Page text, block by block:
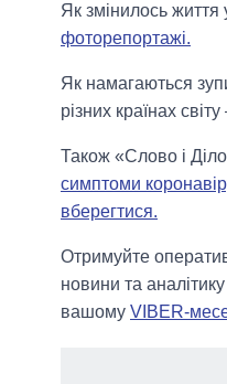
Як змінилось
фоторепортажі.
Як намагаються
різних країнах світу
Також «Слово і
симптоми
вберегтися.
Отримуйте
новини та
вашому VIBER-